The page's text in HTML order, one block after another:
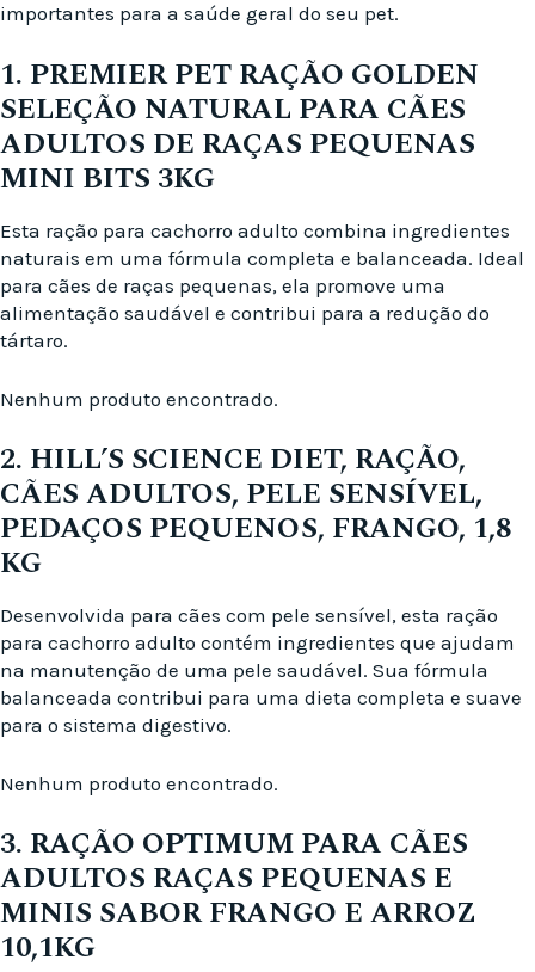
importantes para a saúde geral do seu pet.
1. PREMIER PET RAÇÃO GOLDEN
SELEÇÃO NATURAL PARA CÃES
ADULTOS DE RAÇAS PEQUENAS
MINI BITS 3KG
Esta ração para cachorro adulto combina ingredientes
naturais em uma fórmula completa e balanceada. Ideal
para cães de raças pequenas, ela promove uma
alimentação saudável e contribui para a redução do
tártaro.
Nenhum produto encontrado.
2. HILL’S SCIENCE DIET, RAÇÃO,
CÃES ADULTOS, PELE SENSÍVEL,
PEDAÇOS PEQUENOS, FRANGO, 1,8
KG
Desenvolvida para cães com pele sensível, esta ração
para cachorro adulto contém ingredientes que ajudam
na manutenção de uma pele saudável. Sua fórmula
balanceada contribui para uma dieta completa e suave
para o sistema digestivo.
Nenhum produto encontrado.
3. RAÇÃO OPTIMUM PARA CÃES
ADULTOS RAÇAS PEQUENAS E
MINIS SABOR FRANGO E ARROZ
10,1KG